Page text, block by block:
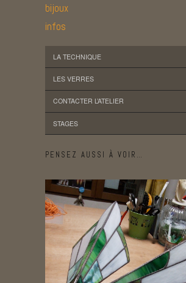
bijoux
infos
LA TECHNIQUE
LES VERRES
CONTACTER L’ATELIER
STAGES
PENSEZ AUSSI À VOIR…